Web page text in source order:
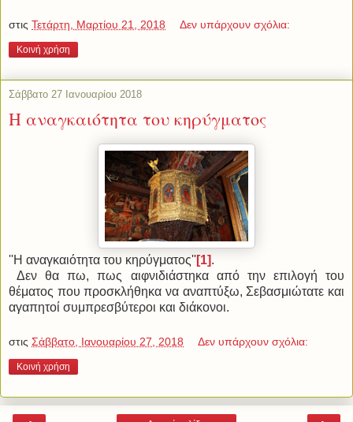
στις Τετάρτη, Μαρτίου 21, 2018 Δεν υπάρχουν σχόλια:
Κοινή χρήση
Σάββατο 27 Ιανουαρίου 2018
Η αναγκαιότητα του κηρύγματος
''Η αναγκαιότητα του κηρύγματος''[1].
Δεν θα πω, πως αιφνιδιάστηκα από την επιλογή του
θέματος που προσκλήθηκα να αναπτύξω, Σεβασμιώτατε και
αγαπητοί συμπρεσβύτεροι και διάκονοι.
στις Σάββατο, Ιανουαρίου 27, 2018 Δεν υπάρχουν σχόλια:
Κοινή χρήση